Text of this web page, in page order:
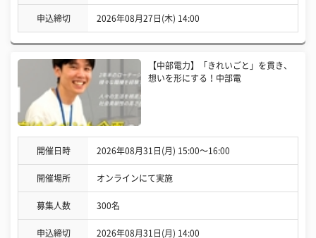
申込締切 2026年08月27日(木) 14:00
【中部電力】「きれいごと」を貫き、
想いを形にする！中部電
開催日時 2026年08月31日(月) 15:00〜16:00
開催場所 オンラインにて実施
募集人数 300名
申込締切 2026年08月31日(月) 14:00